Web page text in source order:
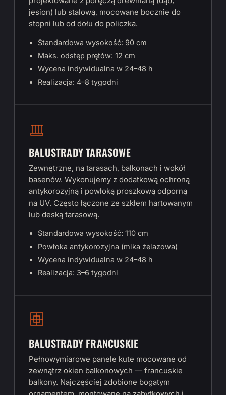
jesion) lub stalową, mocowane bocznie do
stopni lub od dołu do policzka.
Standardowa wysokość: 90 cm
Maks. odstęp prętów: 12 cm
Wycena indywidualna w 24–48 h
Realizacja: 4–8 tygodni
BALUSTRADY TARASOWE
Zewnętrzne, na tarasach, balkonach i wokół
basenów. Wykonujemy z dodatkową ochroną
antykorozyjną i powłoką proszkową odporną
na UV. Często łączone ze szkłem hartowanym
lub deską tarasową.
Standardowa wysokość: 110 cm
Powłoka antykorozyjna (mika żelazowa)
Wycena indywidualna w 24–48 h
Realizacja: 3–6 tygodni
BALUSTRADY FRANCUSKIE
Pełnowymiarowe panele kute mocowane od
zewnątrz okien balkonowych — francuskie
balkony. Najczęściej zdobione bogatym